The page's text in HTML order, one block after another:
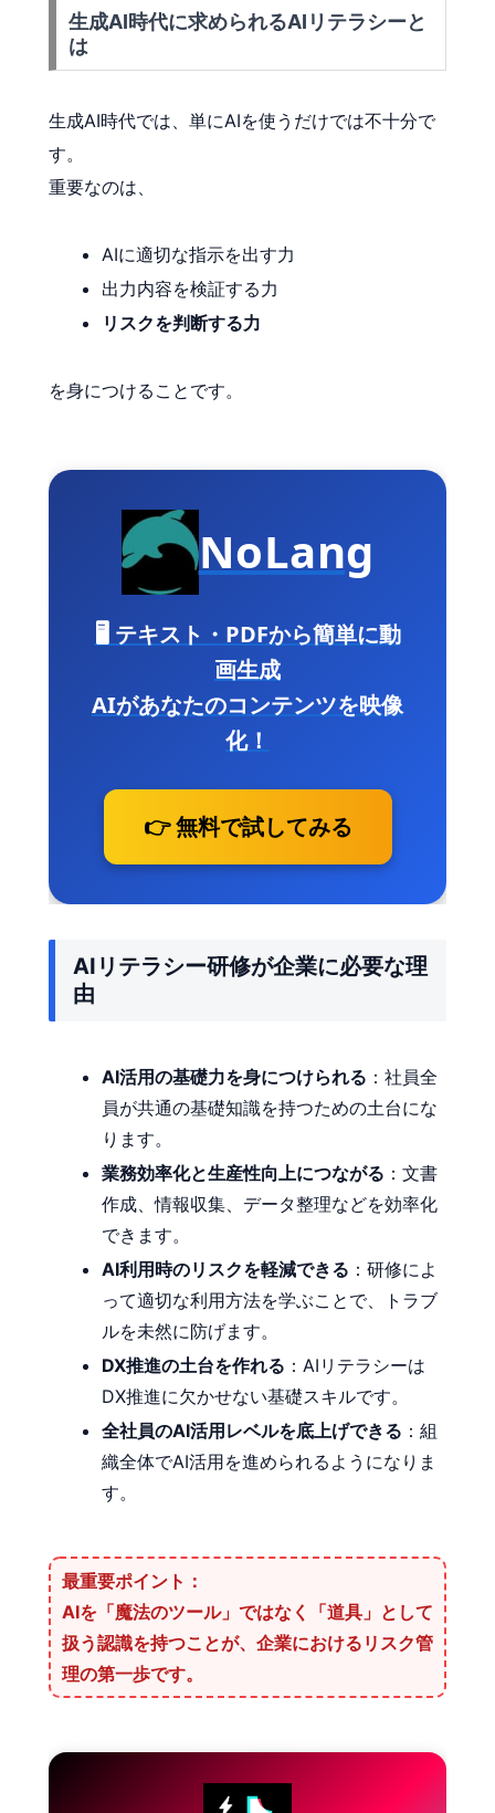
生成AI時代に求められるAIリテラシーと
は
生成AI時代では、単にAIを使うだけでは不十分で
す。
重要なのは、
AIに適切な指示を出す力
出力内容を検証する力
リスクを判断する力
を身につけることです。
NoLang
🖥️ テキスト・PDFから簡単に動
画生成
AIがあなたのコンテンツを映像
化！
👉 無料で試してみる
AIリテラシー研修が企業に必要な理
由
AI活用の基礎力を身につけられる ：社員全
員が共通の基礎知識を持つための土台にな
ります。
業務効率化と生産性向上につながる ：文書
作成、情報収集、データ整理などを効率化
できます。
AI利用時のリスクを軽減できる ：研修によ
って適切な利用方法を学ぶことで、トラブ
ルを未然に防げます。
DX推進の土台を作れる ：AIリテラシーは
DX推進に欠かせない基礎スキルです。
全社員のAI活用レベルを底上げできる ：組
織全体でAI活用を進められるようになりま
す。
最重要ポイント：
AIを「魔法のツール」ではなく「道具」として
扱う認識を持つことが、企業におけるリスク管
理の第一歩です。